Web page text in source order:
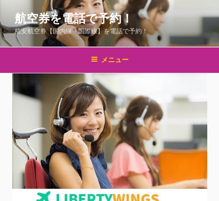
テ
ン
ス
航空券を電話で予約！
格安航空券【国内線・国際線】を電話で予約！
メニュー